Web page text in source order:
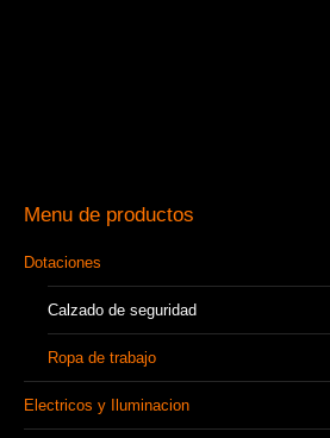
Menu de productos
Dotaciones
Calzado de seguridad
Ropa de trabajo
Electricos y Iluminacion